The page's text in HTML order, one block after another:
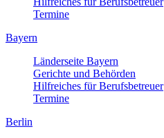
Termine
Bayern
Länderseite Bayern
Gerichte und Behörden
Hilfreiches für Berufsbetreuer
Termine
Berlin